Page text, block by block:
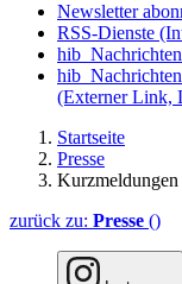
Newsletter
RSS-Dienste
(Externer Link,
Startseite
Presse
zurück zu: Presse ()